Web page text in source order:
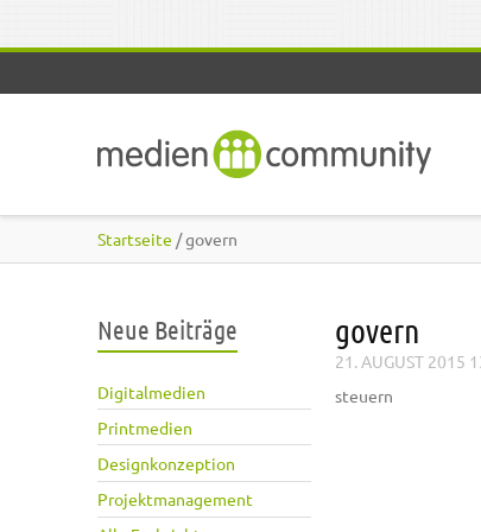
Startseite / govern
Neue Beiträge
Digitalmedien
Printmedien
Designkonzeption
Projektmanagement
govern
21. AUGUST 2015
steuern